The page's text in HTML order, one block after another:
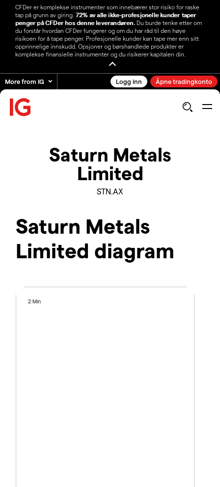
CFDer er komplekse instrumenter som innebærer stor risiko for raske
tap på grunn av giring. 72% av alle ikke-profesjonelle kunder taper
penger på CFDer hos denne leverandøren.Du burde tenke etter om
du forstår hvordan CFDer fungerer og om du har råd til den høye
risikoen for å tape penger. Profesjonelle kunder kan tape mer enn sitt
opprinnelige innskudd. Opsjoner og børshandlede produkter er
komplekse finansielle instrumenter og du risikerer kapitalen din.
More from IG Logg inn Åpne tradingkonto
Saturn Metals
Limited
STN.AX
Saturn Metals
Limited diagram
2 Min